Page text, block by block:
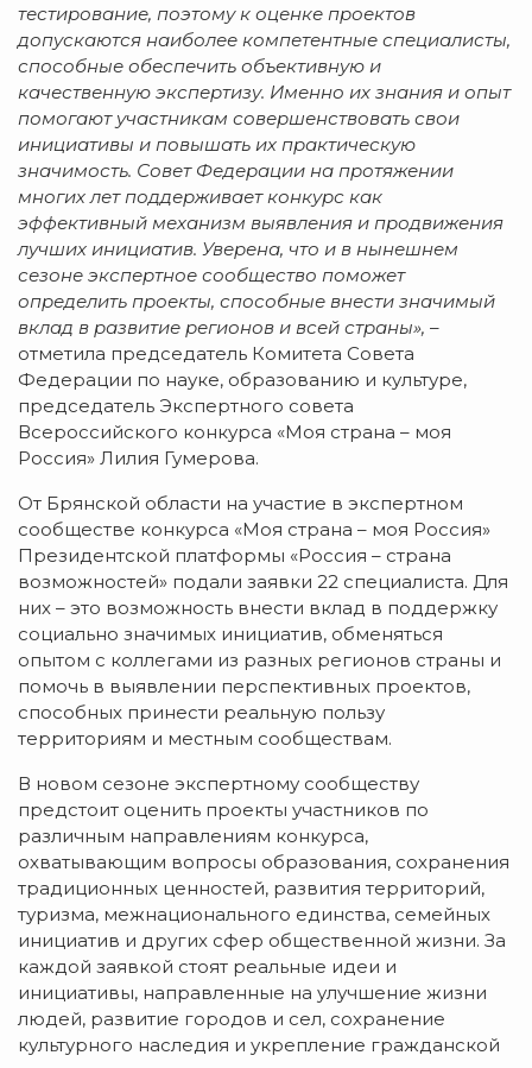
тестирование, поэтому к оценке проектов
допускаются наиболее компетентные специалисты,
способные обеспечить объективную и
качественную экспертизу. Именно их знания и опыт
помогают участникам совершенствовать свои
инициативы и повышать их практическую
значимость. Совет Федерации на протяжении
многих лет поддерживает конкурс как
эффективный механизм выявления и продвижения
лучших инициатив. Уверена, что и в нынешнем
сезоне экспертное сообщество поможет
определить проекты, способные внести значимый
вклад в развитие регионов и всей страны», –
отметила председатель Комитета Совета
Федерации по науке, образованию и культуре,
председатель Экспертного совета
Всероссийского конкурса «Моя страна – моя
Россия» Лилия Гумерова.
От Брянской области на участие в экспертном
сообществе конкурса «Моя страна – моя Россия»
Президентской платформы «Россия – страна
возможностей» подали заявки 22 специалиста. Для
них – это возможность внести вклад в поддержку
социально значимых инициатив, обменяться
опытом с коллегами из разных регионов страны и
помочь в выявлении перспективных проектов,
способных принести реальную пользу
территориям и местным сообществам.
В новом сезоне экспертному сообществу
предстоит оценить проекты участников по
различным направлениям конкурса,
охватывающим вопросы образования, сохранения
традиционных ценностей, развития территорий,
туризма, межнационального единства, семейных
инициатив и других сфер общественной жизни. За
каждой заявкой стоят реальные идеи и
инициативы, направленные на улучшение жизни
людей, развитие городов и сел, сохранение
культурного наследия и укрепление гражданской